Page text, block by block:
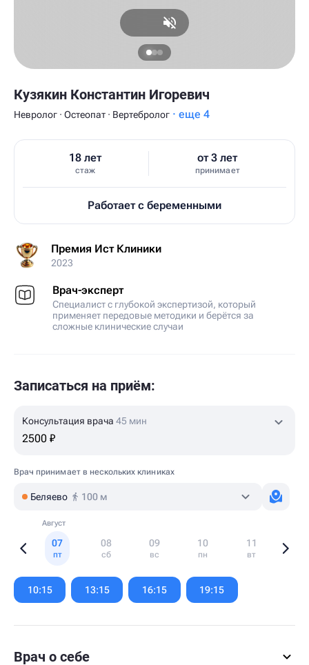
Кузякин Константин Игоревич
Невролог · Остеопат · Вертебролог · еще 4
18 лет
стаж
от 3 лет
принимает
Работает с беременными
Премия Ист Клиники
2023
Врач-эксперт
Специалист с глубокой экспертизой, который
применяет передовые методики и берётся за
сложные клинические случаи
Записаться на приём:
Консультация врача 45 мин
2500 ₽
Врач принимает в нескольких клиниках
Беляево 100 м
Август
07
пт
08
сб
09
вс
10
пн
11
вт
of
6
10:15 13:15 16:15 19:15
Врач о себе